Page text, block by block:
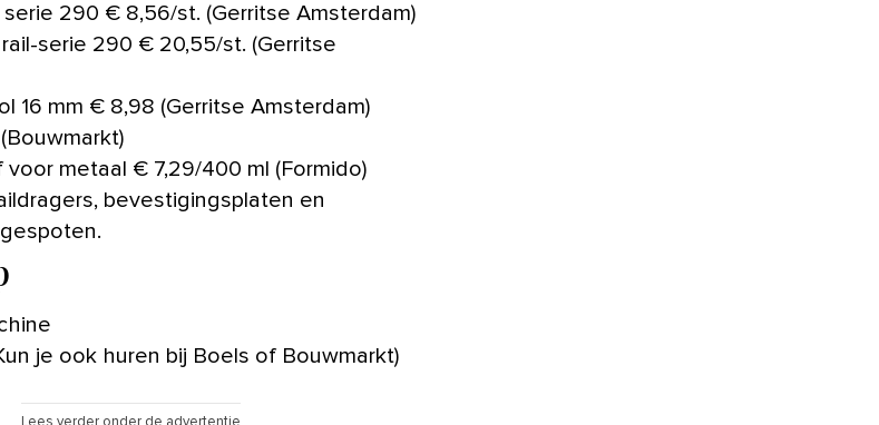
290 € 8,56/st. (Gerritse Amsterdam)
serie 290 € 20,55/st. (Gerritse
16 mm € 8,98 (Gerritse Amsterdam)
metaal € 7,29/400 ml (Formido)
je ook huren bij Boels of Bouwmarkt)
Lees verder onder de advertentie